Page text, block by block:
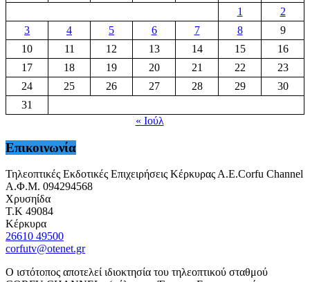
1
2
3
4 5 6 7 8
9
10
11 12 13 14 15
16
17
18 19 20 21 22
23
24
25 26 27 28 29
30
31
« Ιούλ
Επικοινωνία
Τηλεοπτικές Εκδοτικές Επιχειρήσεις Κέρκυρας Α.Ε.Corfu Channel
Α.Φ.Μ. 094294568
Χρυσηίδα
Τ.Κ 49084
Κέρκυρα
26610 49500
corfutv@otenet.gr
Ο ιστότοπος αποτελεί ιδιοκτησία του τηλεοπτικού σταθμού